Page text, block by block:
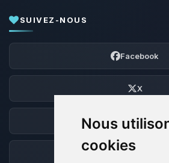
Nous
cookies
SUIVEZ-NOUS
Facebook
X
Discord
Forum